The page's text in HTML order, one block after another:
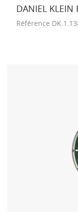
DANIEL KLEIN
Référence